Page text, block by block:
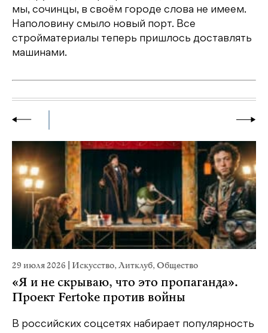
мы, сочинцы, в своём городе слова не имеем.
Наполовину смыло новый порт. Все
стройматериалы теперь пришлось доставлять
машинами.
29 июля 2026 Искусство,Литклуб,Общество
«Я и не скрываю, что это пропаганда».
Проект Fertoke против войны
В российских соцсетях набирает популярность